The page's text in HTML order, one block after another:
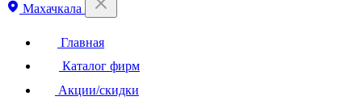
Махачкала
Главная
Каталог фирм
Акции/скидки